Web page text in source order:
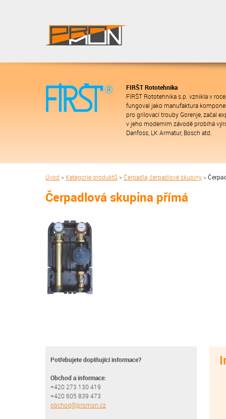
FIRŠT Rototehnika
FIRŠT Rototehnika s.p. vznikla v
fungoval jako manufaktura
pro grilovací trouby Gorenje, začal
v jeho moderním závodě probíhá
Danfoss, LK Armatur, Bosch atd.
Úvod > Kategorie produktů >Čerpadla, čerpadlové skupiny>
Čerpadlová skupina přímá
Potřebujete doplňující informace?
Obchod a informace:
+420 273 130 419
+420 605 839 473
obchod@promon.cz